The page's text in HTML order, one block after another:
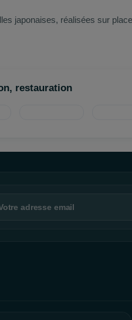
japonaises, réalisées sur
restauration